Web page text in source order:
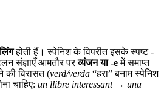
होती हैं। स्पेनिश के विपरीत इसके स्पष्ट-
संज्ञाएँ आमतौर परव्यंजन या -eमें समाप्त
की विरासत (verd/verda “हरा” बनाम स्पेनिश
चाहिए: un llibre interessant→ una